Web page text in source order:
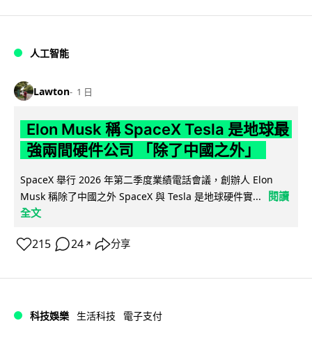
人工智能
Lawton 1 日
Elon Musk 稱 SpaceX Tesla 是地球最
強兩間硬件公司 「除了中國之外」
SpaceX 舉行 2026 年第二季度業績電話會議，創辦人 Elon
Musk 稱除了中國之外 SpaceX 與 Tesla 是地球硬件實...
閱讀
全文
215 24 ↗ 分享
科技娛樂 生活科技 電子支付